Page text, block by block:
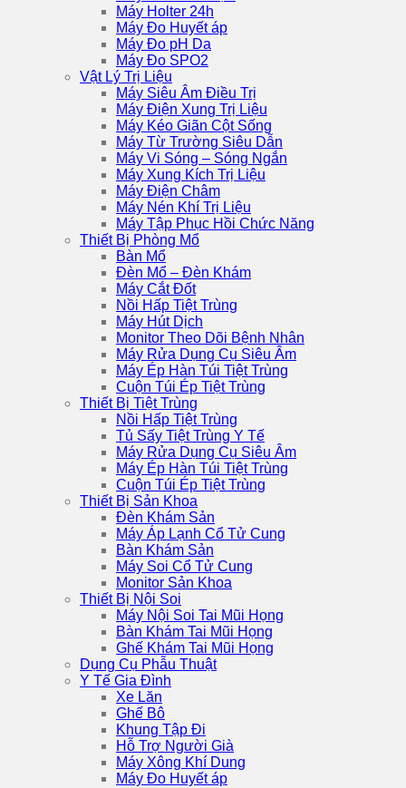
Máy Holter 24h
Máy Đo Huyết áp
Máy Đo pH Da
Máy Đo SPO2
Vật Lý Trị Liệu
Máy Siêu Âm Điều Trị
Máy Điện Xung Trị Liệu
Máy Kéo Giãn Cột Sống
Máy Từ Trường Siêu Dẫn
Máy Vi Sóng – Sóng Ngắn
Máy Xung Kích Trị Liệu
Máy Điện Châm
Máy Nén Khí Trị Liệu
Máy Tập Phục Hồi Chức Năng
Thiết Bị Phòng Mổ
Bàn Mổ
Đèn Mổ – Đèn Khám
Máy Cắt Đốt
Nồi Hấp Tiệt Trùng
Máy Hút Dịch
Monitor Theo Dõi Bệnh Nhân
Máy Rửa Dụng Cụ Siêu Âm
Máy Ép Hàn Túi Tiệt Trùng
Cuộn Túi Ép Tiệt Trùng
Thiết Bị Tiệt Trùng
Nồi Hấp Tiệt Trùng
Tủ Sấy Tiệt Trùng Y Tế
Máy Rửa Dụng Cụ Siêu Âm
Máy Ép Hàn Túi Tiệt Trùng
Cuộn Túi Ép Tiệt Trùng
Thiết Bị Sản Khoa
Đèn Khám Sản
Máy Áp Lạnh Cổ Tử Cung
Bàn Khám Sản
Máy Soi Cổ Tử Cung
Monitor Sản Khoa
Thiết Bị Nội Soi
Máy Nội Soi Tai Mũi Họng
Bàn Khám Tai Mũi Họng
Ghế Khám Tai Mũi Họng
Dụng Cụ Phẫu Thuật
Y Tế Gia Đình
Xe Lăn
Ghế Bô
Khung Tập Đi
Hỗ Trợ Người Già
Máy Xông Khí Dung
Máy Đo Huyết áp